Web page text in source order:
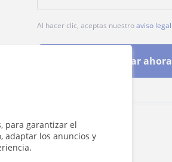
para garantizar el
adaptar los anuncios y
Al hacer clic, aceptas nuestroaviso legal
Contactar ahora